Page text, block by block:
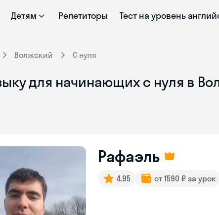
Детям Репетиторы Тест на уровень
Волжский С нуля
для начинающих с нуля в
Рафаэль
4.95 от 1590 ₽ за урок